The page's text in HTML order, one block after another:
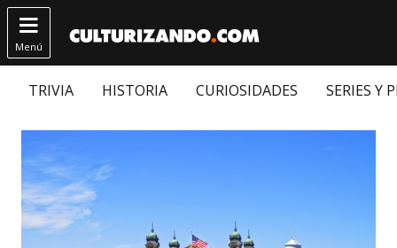

Menú
TRIVIA HISTORIA CURIOSIDADES SERIES Y